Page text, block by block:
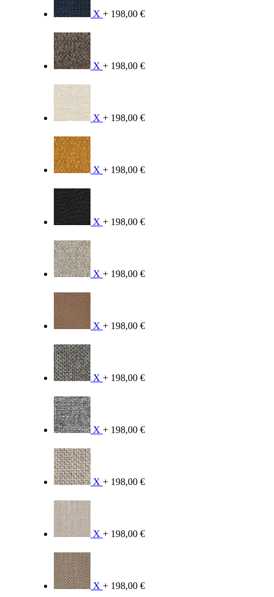
X + 198,00 €
X + 198,00 €
X + 198,00 €
X + 198,00 €
X + 198,00 €
X + 198,00 €
X + 198,00 €
X + 198,00 €
X + 198,00 €
X + 198,00 €
X + 198,00 €
X + 198,00 €